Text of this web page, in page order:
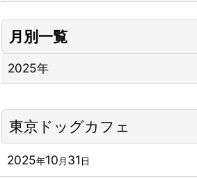
東京ドッグカフェ
2025年10 月31 日
月別一覧
2025年